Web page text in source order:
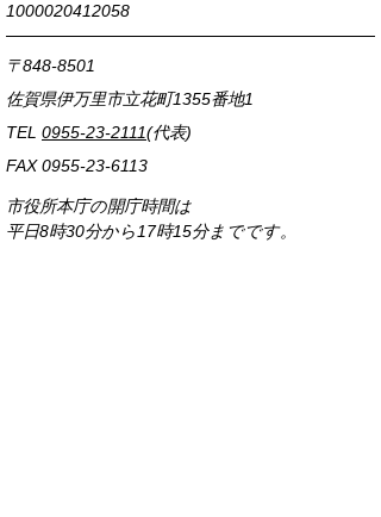
1000020412058
〒848-8501
佐賀県伊万里市立花町1355番地1
TEL 0955-23-2111(代表)
FAX 0955-23-6113
市役所本庁の開庁時間は
平日8時30分から17時15分までです。